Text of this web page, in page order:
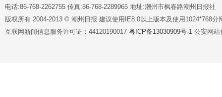
电话:86-768-2262755 传真:86-768-2289965 地址:潮州市枫春路潮州日报社
版权所有 2004-2013 © 潮州日报 建议使用IE8.0以上版本及使用1024*768分
互联网新闻信息服务许可证：44120190017 粤ICP备13030909号-1 公安网站